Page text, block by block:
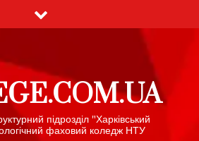
підрозділ "Харківський
фаховий коледж НТУ